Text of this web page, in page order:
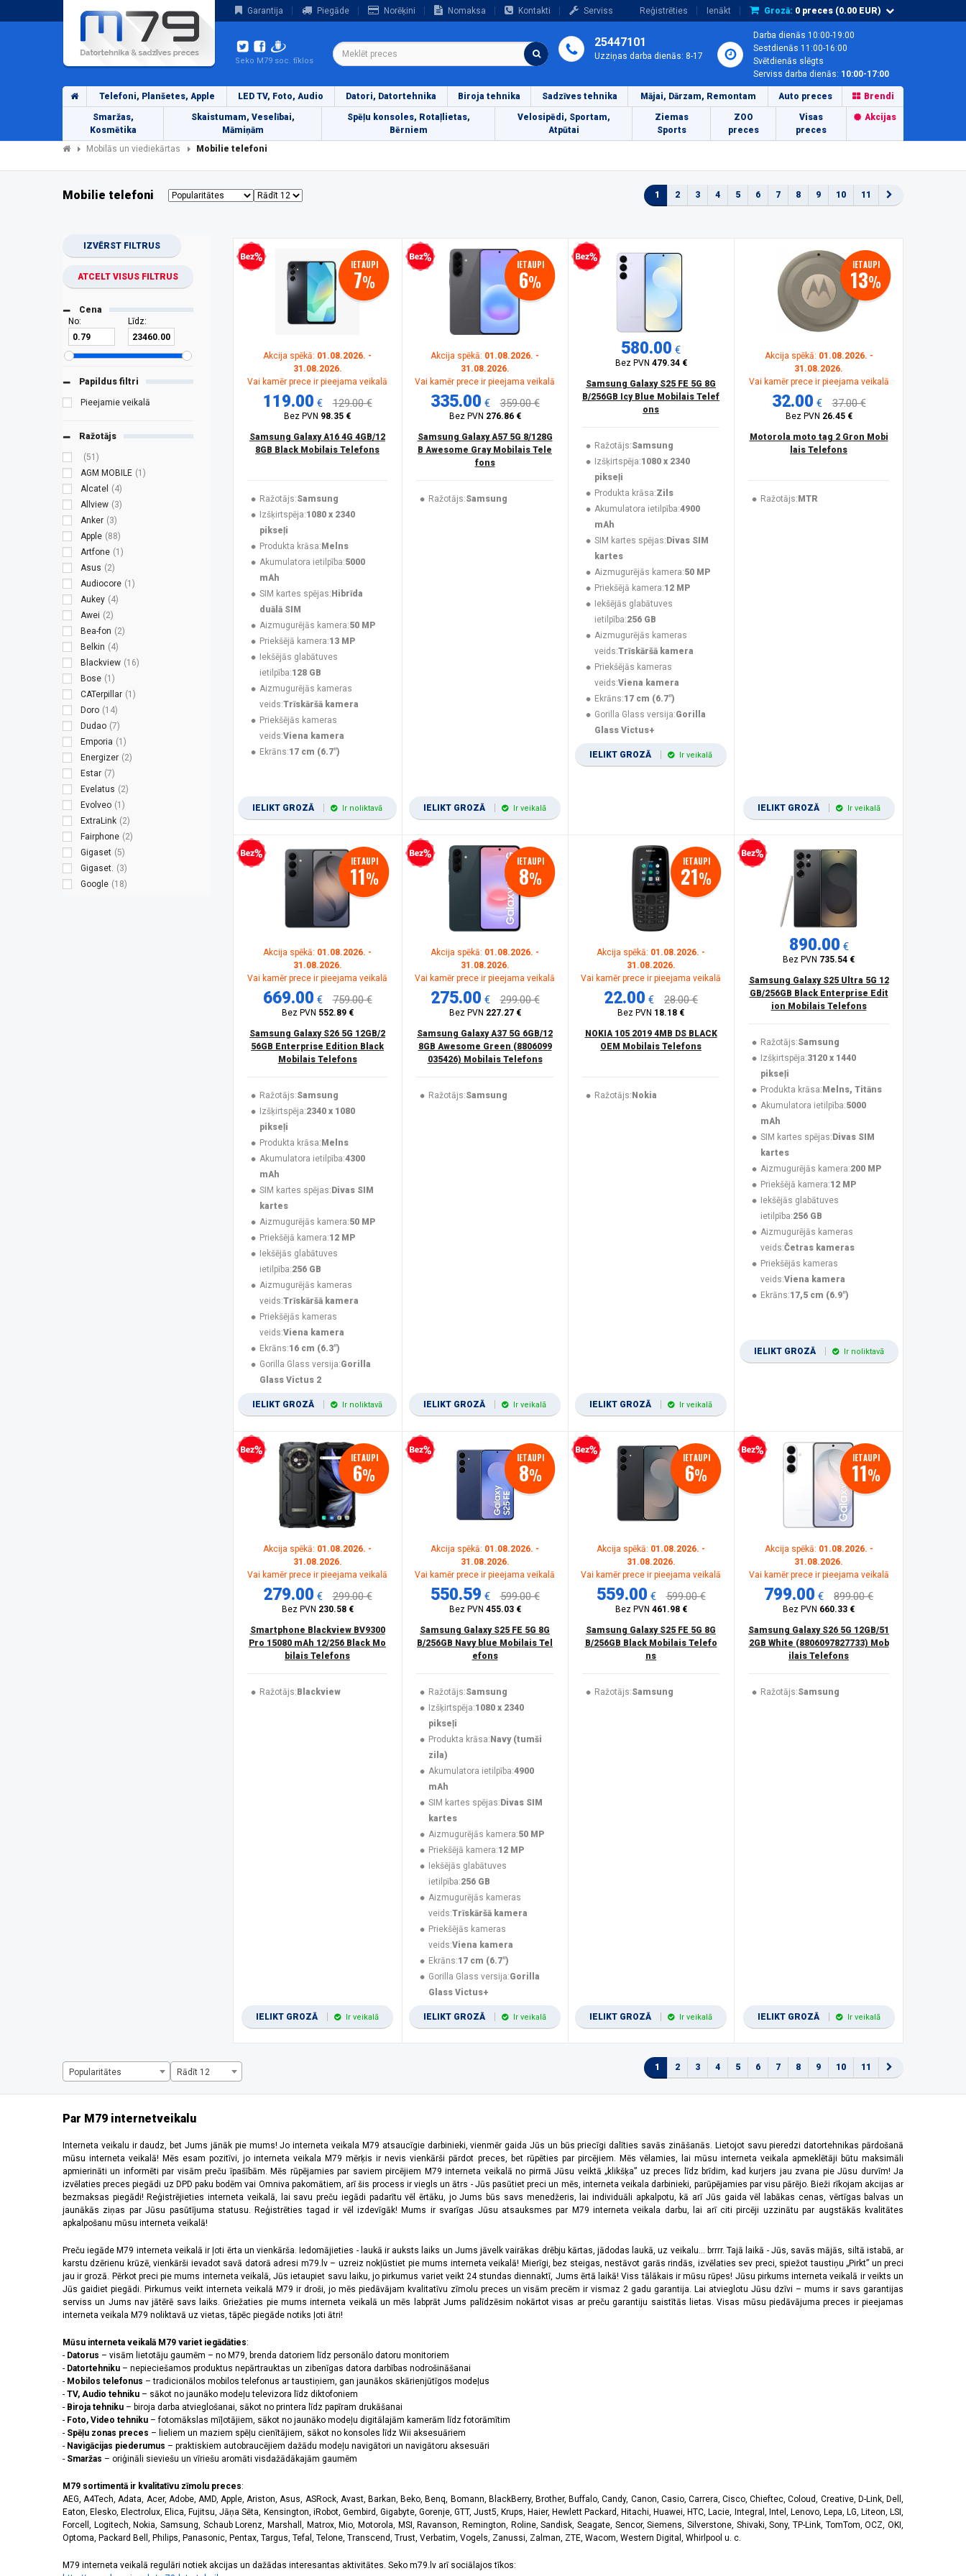
Garantija Piegāde Norēķini Nomaksa Kontakti Serviss Reģistrēties Ienākt Grozā: 0 preces (0.00 EUR)
Seko M79 soc. tīklos
25447101
Uzziņas darba dienās: 8-17
Darba dienās 10:00-19:00
Sestdienās 11:00-16:00
Svētdienās slēgts
Serviss darba dienās: 10:00-17:00
Telefoni, Planšetes, Apple LED TV, Foto, Audio Datori, Datortehnika Biroja tehnika Sadzīves tehnika Mājai, Dārzam, Remontam Auto preces Brendi
Smaržas,
Kosmētika
Skaistumam, Veselībai,
Māmiņām
Spēļu konsoles, Rotaļlietas,
Bērniem
Velosipēdi, Sportam,
Atpūtai
Ziemas
Sports
ZOO
preces
Visas
preces
Akcijas
Mobilās un viediekārtas Mobilie telefoni
Mobilie telefoni 1 2 3 4 5 6 7 8 9 10 11
IZVĒRST FILTRUS
ATCELT VISUS FILTRUS
Cena
No:
Līdz:
Papildus filtri
Pieejamie veikalā
Ražotājs
(51)
AGM MOBILE (1)
Alcatel (4)
Allview (3)
Anker (3)
Apple (88)
Artfone (1)
Asus (2)
Audiocore (1)
Aukey (4)
Awei (2)
Bea-fon (2)
Belkin (4)
Blackview (16)
Bose (1)
CATerpillar (1)
Doro (14)
Dudao (7)
Emporia (1)
Energizer (2)
Estar (7)
Evelatus (2)
Evolveo (1)
ExtraLink (2)
Fairphone (2)
Gigaset (5)
Gigaset. (3)
Google (18)
220 x 176 pikseļi
2340 x 1080 pikseļi (28)
2392 x 1080 pikseļi (2)
240 x 320 pikseļi
(6)
2408 x 1080 pikseļi (5)
2412 x 1080 pikseļi
(6)
2440 x 2240 pikseļi (2)
2448 x 1080 pikseļi
(1)
2510 x 1156 pikseļi (1)
2520 x 1080 pikseļi (4)
2556 x 1179 pikseļi (14)
2608 x 1200 pikseļi
(2)
2622 x 1206 pikseļi (3)
2640 x 1080 pikseļi (3)
2670 x 1200 pikseļi (4)
2772 x 1280 pikseļi (1)
2778 x 1284 pikseļi (5)
2780 x 1264 pikseļi (1)
2796 x 1290 pikseļi (9)
2800 x 1272 pikseļi
(1)
2800 x 1280 pikseļi
(2)
2844 x 1260 pikseļi (1)
2868 x 1320 pikseļi (3)
320 x 240 pikseļi
3200 x 1140 pikseļi (1)
3200 x 1440 pikseļi (1)
720 x 1600 pikseļi (2)
Skārienjūtīgais
Bezprocentu kredīts IETAUPI
7%
Akcija spēkā: 01.08.2026. -
31.08.2026.
Vai kamēr prece ir pieejama veikalā
119.00 € 129.00 €
Bez PVN 98.35 €
Samsung Galaxy A16 4G 4GB/12
8GB Black Mobilais Telefons
Ražotājs:Samsung
Izšķirtspēja:1080 x 2340
pikseļi
Produkta krāsa: Melns
Akumulatora ietilpība:5000
mAh
SIM kartes spējas: Hibrīda
duālā SIM
Aizmugurējās kamera:50 MP
Priekšējā kamera:13 MP
Iekšējās glabātuves
ietilpība:128 GB
Aizmugurējās kameras
veids:Trīskāršā kamera
Priekšējās kameras
veids:Viena kamera
Ekrāns:17 cm (6.7")
IELIKT GROZĀ Ir noliktavā
Bezprocentu kredīts IETAUPI
6%
Akcija spēkā: 01.08.2026. -
31.08.2026.
Vai kamēr prece ir pieejama veikalā
335.00 € 359.00 €
Bez PVN 276.86 €
Samsung Galaxy A57 5G 8/128G
B Awesome Gray Mobilais Tele
fons
Ražotājs:Samsung
IELIKT GROZĀ Ir veikalā
Bezprocentu kredīts
580.00 €
Bez PVN 479.34 €
Samsung Galaxy S25 FE 5G 8G
B/256GB Icy Blue Mobilais Telef
ons
Ražotājs:Samsung
Izšķirtspēja:1080 x 2340
pikseļi
Produkta krāsa:Zils
Akumulatora ietilpība:4900
mAh
SIM kartes spējas: Divas SIM
kartes
Aizmugurējās kamera:50 MP
Priekšējā kamera:12 MP
Iekšējās glabātuves
ietilpība:256 GB
Aizmugurējās kameras
veids:Trīskāršā kamera
Priekšējās kameras
veids:Viena kamera
Ekrāns:17 cm (6.7")
Gorilla Glass versija:Gorilla
Glass Victus+
IELIKT GROZĀ Ir veikalā
IETAUPI
13%
Akcija spēkā: 01.08.2026. -
31.08.2026.
Vai kamēr prece ir pieejama veikalā
32.00 € 37.00 €
Bez PVN 26.45 €
Motorola moto tag 2 Gron Mobi
lais Telefons
Ražotājs: MTR
IELIKT GROZĀ Ir veikalā
Bezprocentu kredīts IETAUPI
11%
Akcija spēkā: 01.08.2026. -
31.08.2026.
Vai kamēr prece ir pieejama veikalā
669.00 € 759.00 €
Bez PVN 552.89 €
Samsung Galaxy S26 5G 12GB/2
56GB Enterprise Edition Black
Mobilais Telefons
Ražotājs:Samsung
Izšķirtspēja:2340 x 1080
pikseļi
Produkta krāsa: Melns
Akumulatora ietilpība:4300
mAh
SIM kartes spējas: Divas SIM
kartes
Aizmugurējās kamera:50 MP
Priekšējā kamera:12 MP
Iekšējās glabātuves
ietilpība:256 GB
Aizmugurējās kameras
veids:Trīskāršā kamera
Priekšējās kameras
veids:Viena kamera
Ekrāns:16 cm (6.3")
Gorilla Glass versija:Gorilla
Glass Victus 2
IELIKT GROZĀ Ir noliktavā
Bezprocentu kredīts IETAUPI
8%
Akcija spēkā: 01.08.2026. -
31.08.2026.
Vai kamēr prece ir pieejama veikalā
275.00 € 299.00 €
Bez PVN 227.27 €
Samsung Galaxy A37 5G 6GB/12
8GB Awesome Green (8806099
035426) Mobilais Telefons
Ražotājs:Samsung
IELIKT GROZĀ Ir veikalā
IETAUPI
21%
Akcija spēkā: 01.08.2026. -
31.08.2026.
Vai kamēr prece ir pieejama veikalā
22.00 € 28.00 €
Bez PVN 18.18 €
NOKIA 105 2019 4MB DS BLACK
OEM Mobilais Telefons
Ražotājs: Nokia
IELIKT GROZĀ Ir veikalā
Bezprocentu kredīts
890.00 €
Bez PVN 735.54 €
Samsung Galaxy S25 Ultra 5G 12
GB/256GB Black Enterprise Edit
ion Mobilais Telefons
Ražotājs:Samsung
Izšķirtspēja:3120 x 1440
pikseļi
Produkta krāsa: Melns, Titāns
Akumulatora ietilpība:5000
mAh
SIM kartes spējas: Divas SIM
kartes
Aizmugurējās kamera:200 MP
Priekšējā kamera:12 MP
Iekšējās glabātuves
ietilpība:256 GB
Aizmugurējās kameras
veids:Četras kameras
Priekšējās kameras
veids:Viena kamera
Ekrāns:17,5 cm (6.9")
IELIKT GROZĀ Ir noliktavā
Bezprocentu kredīts IETAUPI
6%
Akcija spēkā: 01.08.2026. -
31.08.2026.
Vai kamēr prece ir pieejama veikalā
279.00 € 299.00 €
Bez PVN 230.58 €
Smartphone Blackview BV9300
Pro 15080 mAh 12/256 Black Mo
bilais Telefons
Ražotājs: Blackview
IELIKT GROZĀ Ir veikalā
Bezprocentu kredīts IETAUPI
8%
Akcija spēkā: 01.08.2026. -
31.08.2026.
Vai kamēr prece ir pieejama veikalā
550.59 € 599.00 €
Bez PVN 455.03 €
Samsung Galaxy S25 FE 5G 8G
B/256GB Navy blue Mobilais Tel
efons
Ražotājs:Samsung
Izšķirtspēja:1080 x 2340
pikseļi
Produkta krāsa: Navy (tumši
zila)
Akumulatora ietilpība:4900
mAh
SIM kartes spējas: Divas SIM
kartes
Aizmugurējās kamera:50 MP
Priekšējā kamera:12 MP
Iekšējās glabātuves
ietilpība:256 GB
Aizmugurējās kameras
veids:Trīskāršā kamera
Priekšējās kameras
veids:Viena kamera
Ekrāns:17 cm (6.7")
Gorilla Glass versija:Gorilla
Glass Victus+
IELIKT GROZĀ Ir veikalā
Bezprocentu kredīts IETAUPI
6%
Akcija spēkā: 01.08.2026. -
31.08.2026.
Vai kamēr prece ir pieejama veikalā
559.00 € 599.00 €
Bez PVN 461.98 €
Samsung Galaxy S25 FE 5G 8G
B/256GB Black Mobilais Telefo
ns
Ražotājs:Samsung
IELIKT GROZĀ Ir veikalā
Bezprocentu kredīts IETAUPI
11%
Akcija spēkā: 01.08.2026. -
31.08.2026.
Vai kamēr prece ir pieejama veikalā
799.00 € 899.00 €
Bez PVN 660.33 €
Samsung Galaxy S26 5G 12GB/51
2GB White (8806097827733) Mob
ilais Telefons
Ražotājs:Samsung
IELIKT GROZĀ Ir veikalā
1 2 3 4 5 6 7 8 9 10 11
Popularitātes Rādīt 12
Par M79 internetveikalu
Interneta veikalu ir daudz, bet Jums jānāk pie mums! Jo interneta veikala M79 atsaucīgie darbinieki, vienmēr gaida Jūs un būs priecīgi dalīties savās zināšanās. Lietojot savu pieredzi datortehnikas pārdošanā
mūsu interneta veikalā! Mēs esam pozitīvi, jo interneta veikala M79 mērķis ir nevis vienkārši pārdot preces, bet rūpēties par pircējiem. Mēs vēlamies, lai mūsu interneta veikala apmeklētāji būtu maksimāli
apmierināti un informēti par visām preču īpašībām. Mēs rūpējamies par saviem pircējiem M79 interneta veikalā no pirmā Jūsu veiktā „klikšķa” uz preces līdz brīdim, kad kurjers jau zvana pie Jūsu durvīm! Ja
izvēlaties preces piegādi uz DPD paku bodēm vai Omniva pakomātiem, arī šis process ir viegls un ātrs - Jūs pasūtiet preci un mēs, interneta veikala darbinieki, parūpējamies par visu pārējo. Bieži rīkojam akcijas ar
bezmaksas piegādi! Reģistrējieties interneta veikalā, lai savu preču iegādi padarītu vēl ērtāku, jo Jums būs savs menedžeris, lai individuāli apkalpotu, kā arī Jūs gaida vēl labākas cenas, vērtīgas balvas un
jaunākās ziņas par Jūsu pasūtījuma statusu. Reģistrēties tagad ir vēl izdevīgāk! Mums ir svarīgas Jūsu atsauksmes par M79 interneta veikala darbu, lai arī citi pircēji uzzinātu par augstākās kvalitātes
apkalpošanu mūsu interneta veikalā!
Preču iegāde M79 interneta veikalā ir ļoti ērta un vienkārša. Iedomājieties - laukā ir auksts laiks un Jums jāvelk vairākas drēbju kārtas, jādodas laukā, uz veikalu... brrrr. Tajā laikā - Jūs, savās mājās, siltā istabā, ar
karstu dzērienu krūzē, vienkārši ievadot savā datorā adresi m79.lv – uzreiz nokļūstiet pie mums interneta veikalā! Mierīgi, bez steigas, nestāvot garās rindās, izvēlaties sev preci, spiežot taustiņu „Pirkt” un preci
jau ir grozā. Pērkot preci pie mums interneta veikalā, Jūs ietaupiet savu laiku, jo pirkumus variet veikt 24 stundas diennaktī, Jums ērtā laikā! Viss tālākais ir mūsu rūpes! Jūsu pirkums interneta veikalā ir veikts un
Jūs gaidiet piegādi. Pirkumus veikt interneta veikalā M79 ir droši, jo mēs piedāvājam kvalitatīvu zīmolu preces un visām precēm ir vismaz 2 gadu garantija. Lai atvieglotu Jūsu dzīvi – mums ir savs garantijas
serviss un Jums nav jātērē savs laiks. Griežaties pie mums interneta veikalā un mēs labprāt Jums palīdzēsim nokārtot visas ar preču garantiju saistītās lietas. Visas mūsu piedāvājuma preces ir pieejamas
interneta veikala M79 noliktavā uz vietas, tāpēc piegāde notiks ļoti ātri!
Mūsu interneta veikalā M79 variet iegādāties:
- Datorus – visām lietotāju gaumēm – no M79, brenda datoriem līdz personālo datoru monitoriem
- Datortehniku – nepieciešamos produktus nepārtrauktas un zibenīgas datora darbības nodrošināšanai
- Mobilos telefonus – tradicionālos mobilos telefonus ar taustiņiem, gan jaunākos skārienjūtīgos modeļus
- TV, Audio tehniku – sākot no jaunāko modeļu televizora līdz diktofoniem
- Biroja tehniku – biroja darba atvieglošanai, sākot no printera līdz papīram drukāšanai
- Foto, Video tehniku – fotomākslas mīļotājiem, sākot no jaunāko modeļu digitālajām kamerām līdz fotorāmītim
- Spēļu zonas preces – lieliem un maziem spēļu cienītājiem, sākot no konsoles līdz Wii aksesuāriem
- Navigācijas piederumus – praktiskiem autobraucējiem dažādu modeļu navigātori un navigātoru aksesuāri
- Smaržas – oriģināli sieviešu un vīriešu aromāti visdažādākajām gaumēm
M79 sortimentā ir kvalitatīvu zīmolu preces:
AEG, A4Tech, Adata, Acer, Adobe, AMD, Apple, Ariston, Asus, ASRock, Avast, Barkan, Beko, Benq, Bomann, BlackBerry, Brother, Buffalo, Candy, Canon, Casio, Carrera, Cisco, Chieftec, Coloud, Creative, D-Link, Dell,
Eaton, Elesko, Electrolux, Elica, Fujitsu, Jāņa Sēta, Kensington, iRobot, Gembird, Gigabyte, Gorenje, GTT, Just5, Krups, Haier, Hewlett Packard, Hitachi, Huawei, HTC, Lacie, Integral, Intel, Lenovo, Lepa, LG, Liteon, LSI,
Forcell, Logitech, Nokia, Samsung, Schaub Lorenz, Marshall, Matrox, Mio, Motorola, MSI, Ravanson, Remington, Roline, Sandisk, Seagate, Sencor, Siemens, Silverstone, Shivaki, Sony, TP-Link, TomTom, OCZ, OKI,
Optoma, Packard Bell, Philips, Panasonic, Pentax, Targus, Tefal, Telone, Transcend, Trust, Verbatim, Vogels, Zanussi, Zalman, ZTE, Wacom, Western Digital, Whirlpool u. c.
M79 interneta veikalā regulāri notiek akcijas un dažādas interesantas aktivitātes. Seko m79.lv arī sociālajos tīkos: